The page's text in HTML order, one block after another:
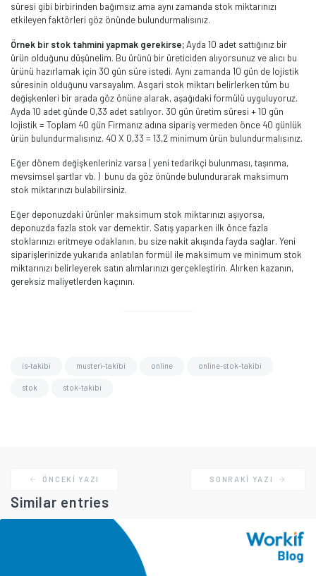
süresi gibi birbirinden bağımsız ama aynı zamanda stok miktarınızı
etkileyen faktörleri göz önünde bulundurmalısınız.
Örnek bir stok tahmini yapmak gerekirse;Ayda 10 adet sattığınız bir
ürün olduğunu düşünelim. Bu ürünü bir üreticiden alıyorsunuz ve alıcı bu
ürünü hazırlamak için 30 gün süre istedi. Aynı zamanda 10 gün de lojistik
süresinin olduğunu varsayalım. Asgari stok miktarı belirlerken tüm bu
değişkenleri bir arada göz önüne alarak, aşağıdaki formülü uyguluyoruz.
Ayda 10 adet günde 0,33 adet satılıyor. 30 gün üretim süresi + 10 gün
lojistik = Toplam 40 gün Firmanız adına sipariş vermeden önce 40 günlük
ürün bulundurmalısınız. 40 X 0,33 = 13,2 minimum ürün bulundurmalısınız.
Eğer dönem değişkenleriniz varsa ( yeni tedarikçi bulunması, taşınma,
mevsimsel şartlar vb. ) bunu da göz önünde bulundurarak maksimum
stok miktarınızı bulabilirsiniz.
Eğer deponuzdaki ürünler maksimum stok miktarınızı aşıyorsa,
deponuzda fazla stok var demektir. Satış yaparken ilk önce fazla
stoklarınızı eritmeye odaklanın, bu size nakit akışında fayda sağlar. Yeni
siparişlerinizde yukarıda anlatılan formül ile maksimum ve minimum stok
miktarınızı belirleyerek satın alımlarınızı gerçekleştirin. Alırken kazanın,
gereksiz maliyetlerden kaçının.
is-takibi musteri-takibi online online-stok-takibi
stok stok-takibi
ÖNCEKI YAZI SONRAKI YAZI
Similar entries